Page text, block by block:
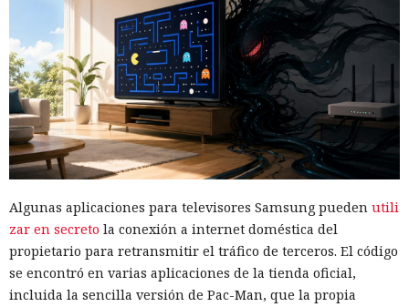
Algunas aplicaciones para televisores Samsung pueden utili
zar en secreto la conexión a internet doméstica del
propietario para retransmitir el tráfico de terceros. El código
se encontró en varias aplicaciones de la tienda oficial,
incluida la sencilla versión de Pac-Man, que la propia